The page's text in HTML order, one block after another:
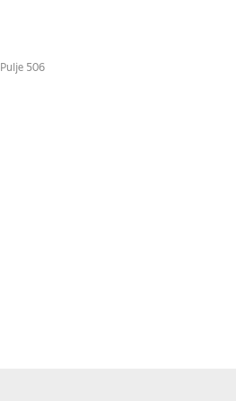
Pulje 506